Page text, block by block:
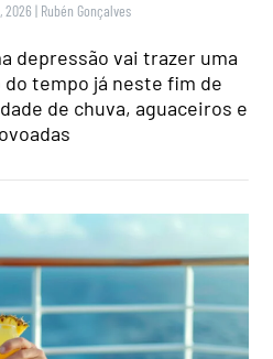
2026 | Rubén Gonçalves
depressão vai trazer uma
tempo já neste fim de
de chuva, aguaceiros e